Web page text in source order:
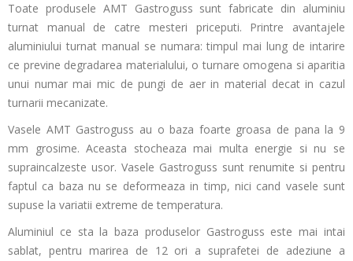
Toate produsele AMT Gastroguss sunt fabricate din aluminiu
turnat manual de catre mesteri priceputi. Printre avantajele
aluminiului turnat manual se numara: timpul mai lung de intarire
ce previne degradarea materialului, o turnare omogena si aparitia
unui numar mai mic de pungi de aer in material decat in cazul
turnarii mecanizate.
Vasele AMT Gastroguss au o baza foarte groasa de pana la 9
mm grosime. Aceasta stocheaza mai multa energie si nu se
supraincalzeste usor. Vasele Gastroguss sunt renumite si pentru
faptul ca baza nu se deformeaza in timp, nici cand vasele sunt
supuse la variatii extreme de temperatura.
Aluminiul ce sta la baza produselor Gastroguss este mai intai
sablat, pentru marirea de 12 ori a suprafetei de adeziune a